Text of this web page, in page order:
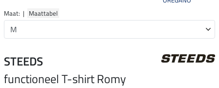
Maat: | Maattabel
STEEDS
functioneel T-shirt Romy